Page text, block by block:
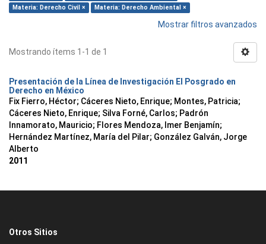
Materia: Derecho Civil ×
Materia: Derecho Ambiental ×
Mostrar filtros avanzados
Mostrando ítems 1-1 de 1
Presentación de la Línea de Investigación El Posgrado en
Derecho en México
Fix Fierro, Héctor; Cáceres Nieto, Enrique; Montes, Patricia;
Cáceres Nieto, Enrique; Silva Forné, Carlos; Padrón
Innamorato, Mauricio; Flores Mendoza, Imer Benjamín;
Hernández Martínez, María del Pilar; González Galván, Jorge
Alberto
2011
Otros Sitios